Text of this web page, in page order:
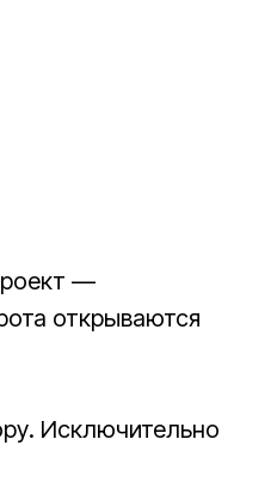
—
открываются
Исключительно